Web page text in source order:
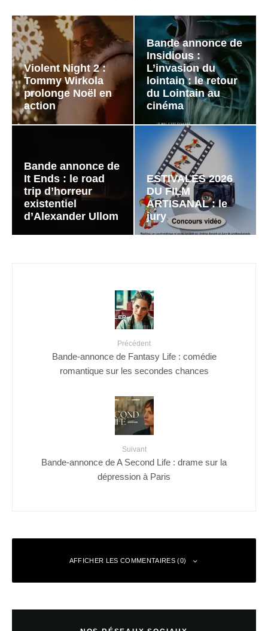
Violent Night 2 :
Tommy Wirkola
prolonge Noël en
action
Bande annonce de
Insidious :
L’invasion du
lointain : le retour
du Lointain au
cinéma
Bande annonce de
It Ends : le road
trip d’horreur
existentiel
d’Alexander Ullom
ESTIVALES 2026
DU FILM
ARTISANAL : le
jury
Précédent
Bande-annonce de Fantasy Life : comédie
romantique sur les secondes chances
Suivant
Bande-annonce de A Second Life : drame sur la
dépression à Paris
AFFICHER LES COMMENTAIRES (0)